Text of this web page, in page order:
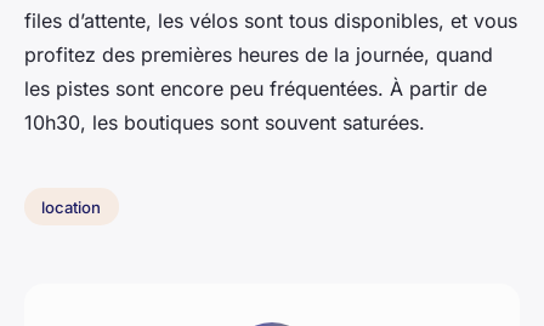
files d’attente, les vélos sont tous disponibles, et vous
profitez des premières heures de la journée, quand
les pistes sont encore peu fréquentées. À partir de
10h30, les boutiques sont souvent saturées.
location